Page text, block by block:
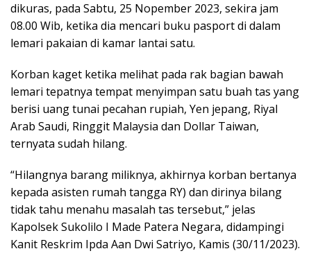
dikuras, pada Sabtu, 25 Nopember 2023, sekira jam
08.00 Wib, ketika dia mencari buku pasport di dalam
lemari pakaian di kamar lantai satu.
Korban kaget ketika melihat pada rak bagian bawah
lemari tepatnya tempat menyimpan satu buah tas yang
berisi uang tunai pecahan rupiah, Yen jepang, Riyal
Arab Saudi, Ringgit Malaysia dan Dollar Taiwan,
ternyata sudah hilang.
“Hilangnya barang miliknya, akhirnya korban bertanya
kepada asisten rumah tangga RY) dan dirinya bilang
tidak tahu menahu masalah tas tersebut,” jelas
Kapolsek Sukolilo I Made Patera Negara, didampingi
Kanit Reskrim Ipda Aan Dwi Satriyo, Kamis (30/11/2023).